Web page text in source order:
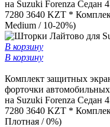
на Suzuki Forenza Седан
7280 3640 KZT *
Medium / 10-20%)
В корзину
В корзину
Комплект защитных
форточки
на Suzuki Forenza Седан
7280 3640 KZT *
Плотная / 0%)